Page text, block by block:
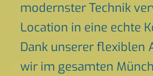
modernster Technik
Location in eine echte
Dank unserer flexiblen
wir im gesamten